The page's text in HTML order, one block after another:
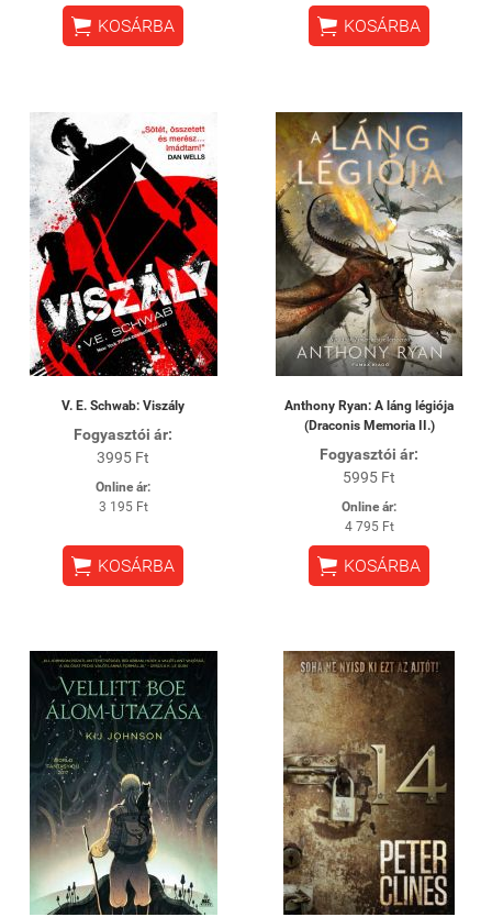
 KOSÁRBA  KOSÁRBA
V. E. Schwab: Viszály
Fogyasztói ár:
3995 Ft
Online ár:
3 195 Ft
 KOSÁRBA
Anthony Ryan: A láng légiója
(Draconis Memoria II.)
Fogyasztói ár:
5995 Ft
Online ár:
4 795 Ft
 KOSÁRBA